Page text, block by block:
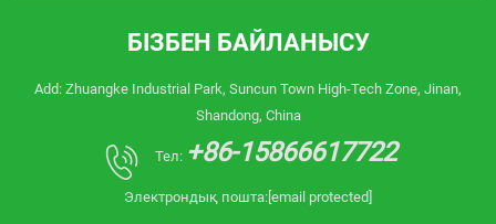
БІЗБЕН БАЙЛАНЫСУ
Add: Zhuangke Industrial Park, Suncun Town High-Tech Zone, Jinan,
Shandong, China
Тел: +86-15866617722
Электрондық пошта: [email protected]